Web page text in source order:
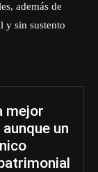
además de
y sin sustento
mejor
un